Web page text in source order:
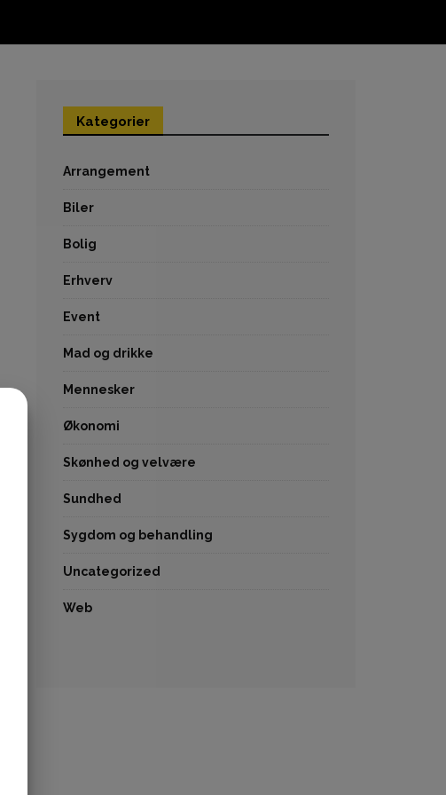
Kategorier
Arrangement
Biler
Bolig
Erhverv
Event
Mad og drikke
Mennesker
Økonomi
Skønhed og velvære
Sundhed
Sygdom og behandling
Uncategorized
Web